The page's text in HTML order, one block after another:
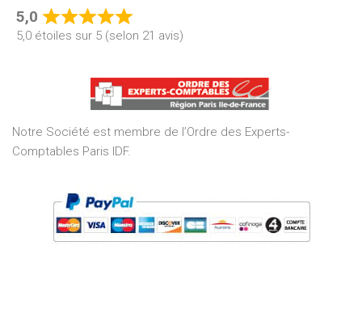
5,0
Rated
of
5
5,0 étoiles sur 5 (selon 21 avis)
Notre Société est membre de l’Ordre des Experts-
Comptables Paris IDF.